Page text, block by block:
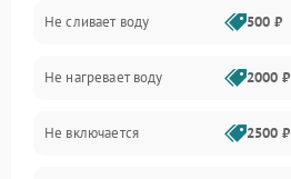
Электропитание
Датчики
Нагрев
Не сливает воду 500 ₽
Не нагревает воду 2000 ₽
Не включается 2500 ₽